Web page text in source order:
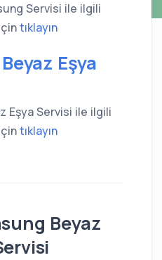
Servisi ile ilgili
tıklayın
Eşya
Eşya Servisi ile ilgili
tıklayın
Beyaz